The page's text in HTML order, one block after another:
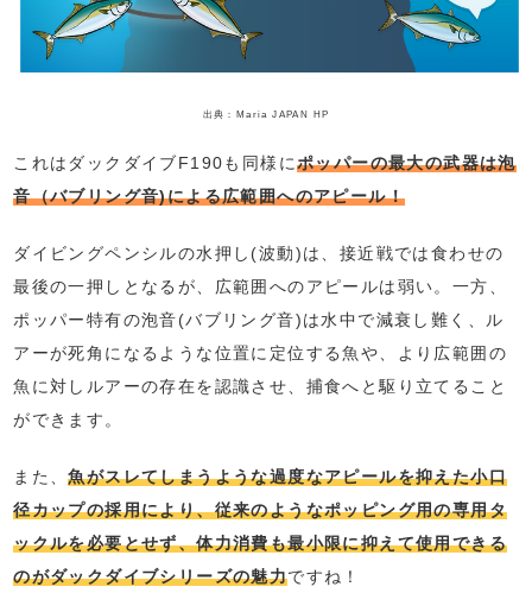
出典：Maria JAPAN HP
これはダックダイブF190も同様にポッパーの最大の武器は泡
音（バブリング音)による広範囲へのアピール！
ダイビングペンシルの水押し(波動)は、接近戦では食わせの
最後の一押しとなるが、広範囲へのアピールは弱い。一方、
ポッパー特有の泡音(バブリング音)は水中で減衰し難く、ル
アーが死角になるような位置に定位する魚や、より広範囲の
魚に対しルアーの存在を認識させ、捕食へと駆り立てること
ができます。
また、魚がスレてしまうような過度なアピールを抑えた小口
径カップの採用により、従来のようなポッピング用の専用タ
ックルを必要とせず、体力消費も最小限に抑えて使用できる
のがダックダイブシリーズの魅力ですね！